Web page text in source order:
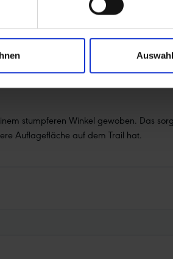
der Welt:
Maximaler Kurven-Grip und
mit dem Tacky Chan sowie Amaury
Stabilität mit den Vorteilen der
jetzt auch Du in den Genuss der
stumpferen Winkel gewoben. Das
Auflagefläche auf dem Trail hat.